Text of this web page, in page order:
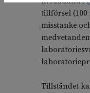
tillförsel
misstanke
Tillståndet